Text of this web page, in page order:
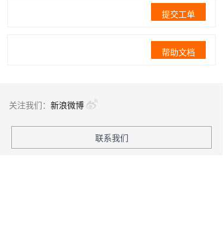
提交工单
帮助文档